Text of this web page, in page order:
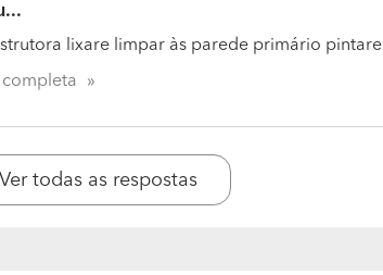
lixare limpar às parede primário pintare
completa
Ver todas as respostas